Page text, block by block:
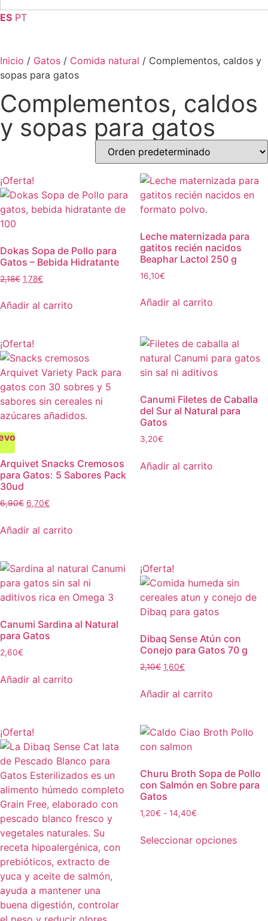
ES PT
Inicio / Gatos / Comida natural / Complementos, caldos y
sopas para gatos
Complementos, caldos
y sopas para gatos
¡Oferta!
Dokas Sopa de Pollo para
Gatos – Bebida Hidratante
2,18€ 1,78€
Añadir al carrito
Leche maternizada para
gatitos recién nacidos
Beaphar Lactol 250 g
16,10€
Añadir al carrito
¡Oferta!
Arquivet Snacks Cremosos
para Gatos: 5 Sabores Pack
30ud
6,90€ 6,70€
Añadir al carrito
Canumi Filetes de Caballa
del Sur al Natural para
Gatos
3,20€
Añadir al carrito
Canumi Sardina al Natural
para Gatos
2,60€
Añadir al carrito
¡Oferta!
Dibaq Sense Atún con
Conejo para Gatos 70 g
2,10€ 1,60€
Añadir al carrito
¡Oferta!
Churu Broth Sopa de Pollo
con Salmón en Sobre para
Gatos
1,20€ - 14,40€
Seleccionar opciones